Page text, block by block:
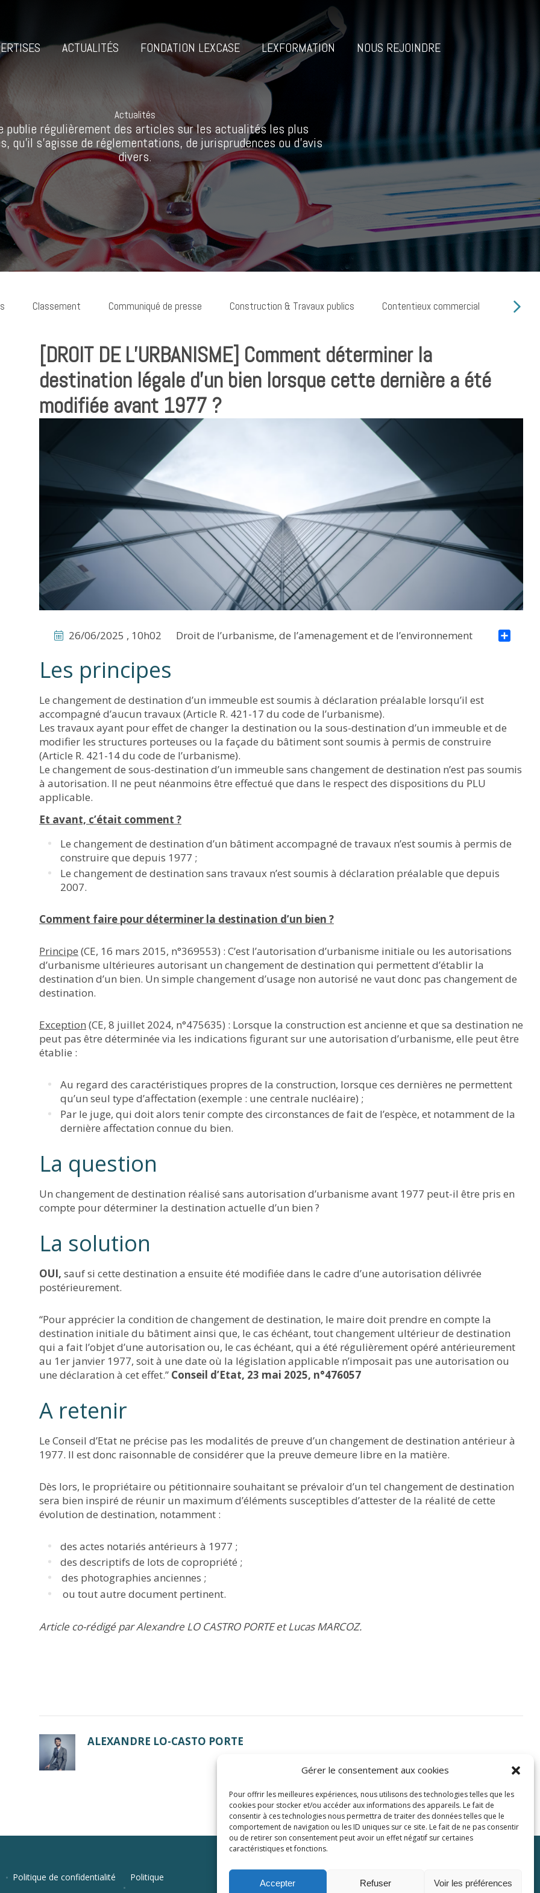
Gérer le consentement aux cookies
Pour offrir les meilleures expériences, nous utilisons des technologies telles que les
cookies pour stocker et/ou accéder aux informations des appareils. Le fait de
consentir à ces technologies nous permettra de traiter des données telles que le
comportement de navigation ou les ID uniques sur ce site. Le fait de ne pas consentir
ou de retirer son consentement peut avoir un effet négatif sur certaines
caractéristiques et fonctions.
Accepter Refuser Voir les préférences
ACTUALITÉS FONDATION LEXCASE LEXFORMATION
NOUS REJOINDRE
Actualités
publie régulièrement des articles sur les actualités les plus
qu’il s’agisse de réglementations, de jurisprudences ou d’avis
divers.
Classement Communiqué de presse Construction & Travaux publics Contentieux commercial Cyber
[DROIT DE L’URBANISME] Comment déterminer la
destination légale d’un bien lorsque cette dernière a été
modifiée avant 1977 ?
26/06/2025 , 10h02 Droit de l’urbanisme, de l’amenagement et de l’environnement
Les principes
Le changement de destination d’un immeuble est soumis à déclaration préalable lorsqu’il est
accompagné d’aucun travaux (Article R. 421-17 du code de l’urbanisme).
Les travaux ayant pour effet de changer la destination ou la sous-destination d’un immeuble et de
modifier les structures porteuses ou la façade du bâtiment sont soumis à permis de construire
(Article R. 421-14 du code de l’urbanisme).
Le changement de sous-destination d’un immeuble sans changement de destination n’est pas soumis
à autorisation. Il ne peut néanmoins être effectué que dans le respect des dispositions du PLU
applicable.
Et avant, c’était comment ?
Le changement de destination d’un bâtiment accompagné de travaux n’est soumis à permis de
construire que depuis 1977 ;
Le changement de destination sans travaux n’est soumis à déclaration préalable que depuis
2007.
Comment faire pour déterminer la destination d’un bien ?
Principe (CE, 16 mars 2015, n°369553) : C’est l’autorisation d’urbanisme initiale ou les autorisations
d’urbanisme ultérieures autorisant un changement de destination qui permettent d’établir la
destination d’un bien. Un simple changement d’usage non autorisé ne vaut donc pas changement de
destination.
Exception (CE, 8 juillet 2024, n°475635) : Lorsque la construction est ancienne et que sa destination ne
peut pas être déterminée via les indications figurant sur une autorisation d’urbanisme, elle peut être
établie :
Au regard des caractéristiques propres de la construction, lorsque ces dernières ne permettent
qu’un seul type d’affectation (exemple : une centrale nucléaire) ;
Par le juge, qui doit alors tenir compte des circonstances de fait de l’espèce, et notamment de la
dernière affectation connue du bien.
La question
Un changement de destination réalisé sans autorisation d’urbanisme avant 1977 peut-il être pris en
compte pour déterminer la destination actuelle d’un bien ?
La solution
OUI, sauf si cette destination a ensuite été modifiée dans le cadre d’une autorisation délivrée
postérieurement.
“Pour apprécier la condition de changement de destination, le maire doit prendre en compte la
destination initiale du bâtiment ainsi que, le cas échéant, tout changement ultérieur de destination
qui a fait l’objet d’une autorisation ou, le cas échéant, qui a été régulièrement opéré antérieurement
au 1er janvier 1977, soit à une date où la législation applicable n’imposait pas une autorisation ou
une déclaration à cet effet.” Conseil d’Etat, 23 mai 2025, n°476057
A retenir
Le Conseil d’Etat ne précise pas les modalités de preuve d’un changement de destination antérieur à
1977. Il est donc raisonnable de considérer que la preuve demeure libre en la matière.
Dès lors, le propriétaire ou pétitionnaire souhaitant se prévaloir d’un tel changement de destination
sera bien inspiré de réunir un maximum d’éléments susceptibles d’attester de la réalité de cette
évolution de destination, notamment :
des actes notariés antérieurs à 1977 ;
des descriptifs de lots de copropriété ;
des photographies anciennes ;
ou tout autre document pertinent.
Article co-rédigé par Alexandre LO CASTRO PORTE et Lucas MARCOZ.
ALEXANDRE LO-CASTO PORTE
Politique de confidentialité
Politique
Plaquette Contactez-nous